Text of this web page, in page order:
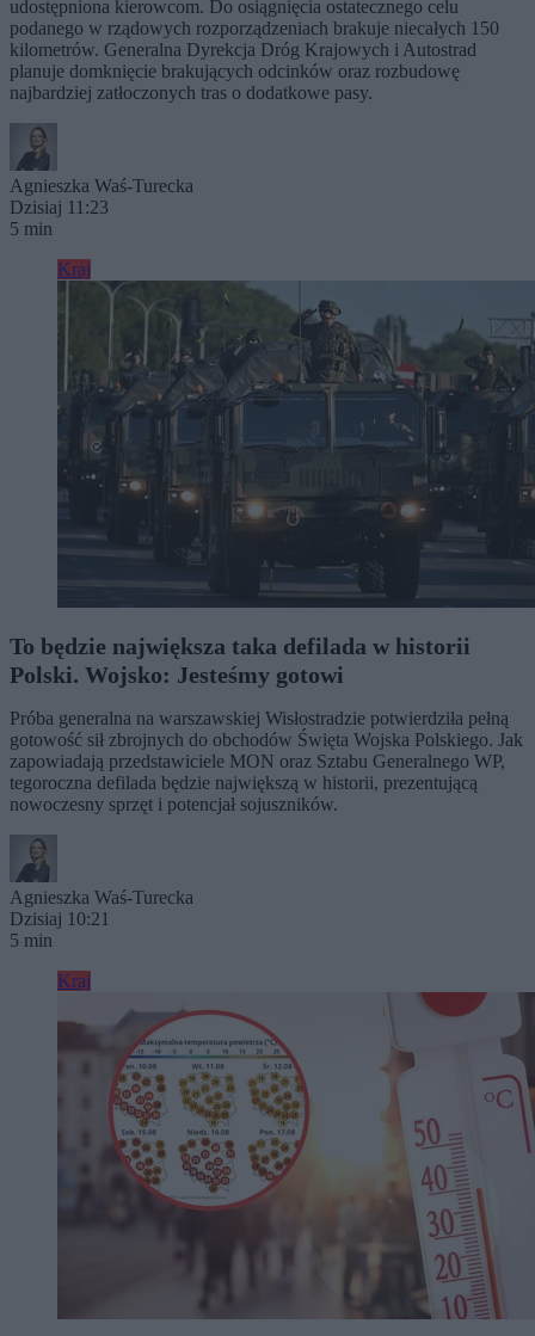
udostępniona kierowcom. Do osiągnięcia ostatecznego celu
podanego w rządowych rozporządzeniach brakuje niecałych 150
kilometrów. Generalna Dyrekcja Dróg Krajowych i Autostrad
planuje domknięcie brakujących odcinków oraz rozbudowę
najbardziej zatłoczonych tras o dodatkowe pasy.
Agnieszka Waś-Turecka
Dzisiaj 11:23
5 min
Kraj
To będzie największa taka defilada w historii
Polski. Wojsko: Jesteśmy gotowi
Próba generalna na warszawskiej Wisłostradzie potwierdziła pełną
gotowość sił zbrojnych do obchodów Święta Wojska Polskiego. Jak
zapowiadają przedstawiciele MON oraz Sztabu Generalnego WP,
tegoroczna defilada będzie największą w historii, prezentującą
nowoczesny sprzęt i potencjał sojuszników.
Agnieszka Waś-Turecka
Dzisiaj 10:21
5 min
Kraj